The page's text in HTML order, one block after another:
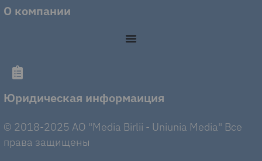
О компании
Юридическая информаиция
© 2018-2025 AO "Media Birlii - Uniunia Media" Все
права защищены